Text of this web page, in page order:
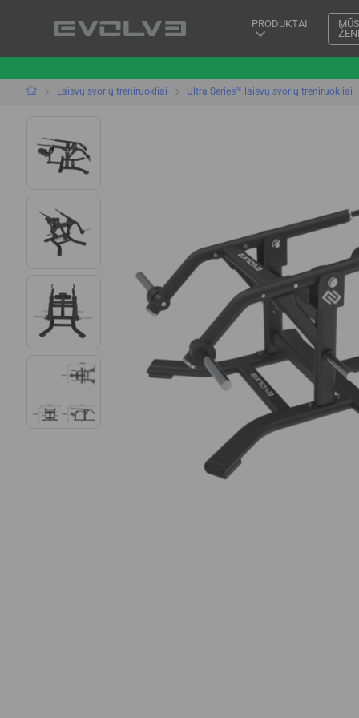
PRODUKTAI
Laisvų svorių treniruokliai Ultra Series™ laisvų svorių treniruokliai